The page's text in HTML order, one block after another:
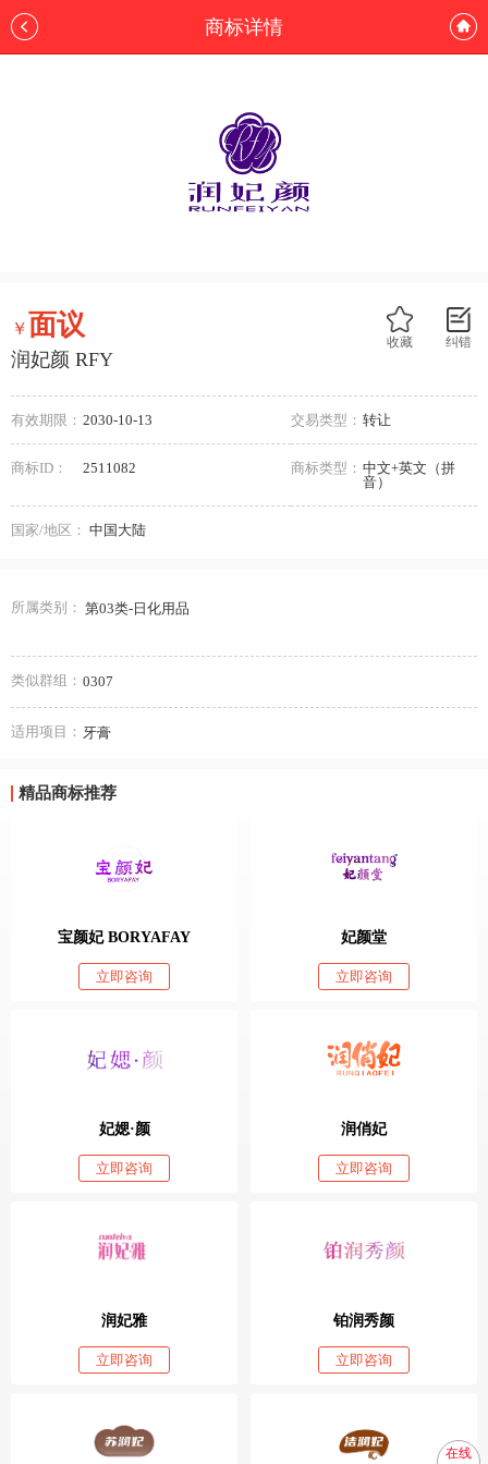
商标详情
纠错
收藏
￥面议
润妃颜 RFY
有效期限： 2030-10-13 交易类型： 转让
商标ID： 2511082 商标类型： 中文+英文（拼
音）
国家/地区： 中国大陆
所属类别： 第03类-日化用品
类似群组： 0307
适用项目： 牙膏
精品商标推荐
宝颜妃 BORYAFAY
立即咨询
妃颜堂
立即咨询
妃媤·颜
立即咨询
润俏妃
立即咨询
润妃雅
立即咨询
铂润秀颜
立即咨询
在线